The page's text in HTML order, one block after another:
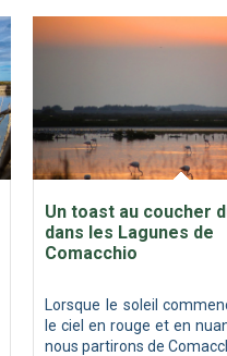
Un toast au coucher
dans les Lagunes de
Comacchio
Lorsque le soleil
le ciel en rouge et en
nous partirons de